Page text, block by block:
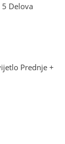
Delova
Prednje +